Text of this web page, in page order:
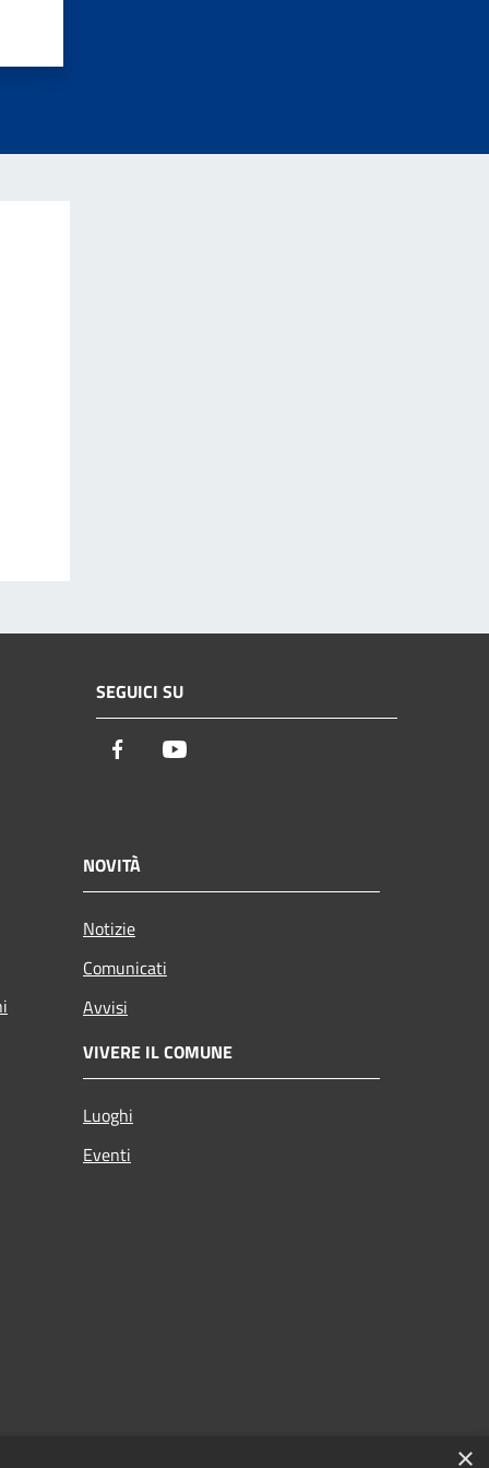
SEGUICI SU
Facebook
NOVITÀ
Notizie
Comunicati
Avvisi
VIVERE IL COMUNE
Luoghi
Eventi
×